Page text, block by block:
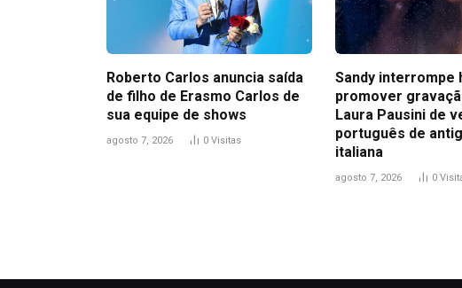
Roberto Carlos anuncia saída
de filho de Erasmo Carlos de
sua equipe de shows
agosto 7, 2026 0 Visitas
Sandy interrompe
promover
Laura Pausini de
português de
italiana
agosto 7, 2026 0